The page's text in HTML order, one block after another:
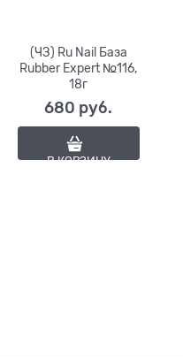
(ЧЗ) Ru Nail База
Rubber Expert №116,
18г
680 руб.
В КОРЗИНУ